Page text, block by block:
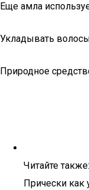
Еще амла
Укладывать
Природное
Читайте также:
Прически